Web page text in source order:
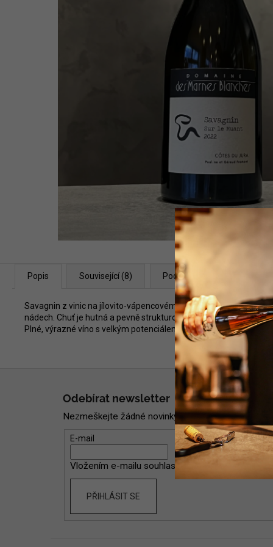
Popis Související (8) Podobné (8)
Savagnin z vinic na jílovito-vápencovém podloží, který zrál
nádech. Chuť je hutná a pevně strukturovaná, přesto si
Plné, výrazné víno s velkým potenciálem zrání, které se skvěle
Odebírat newsletter
Nezmeškejte žádné novinky či slevy!
E-mail
Vložením e-mailu souhlasíte s
PŘIHLÁSIT SE